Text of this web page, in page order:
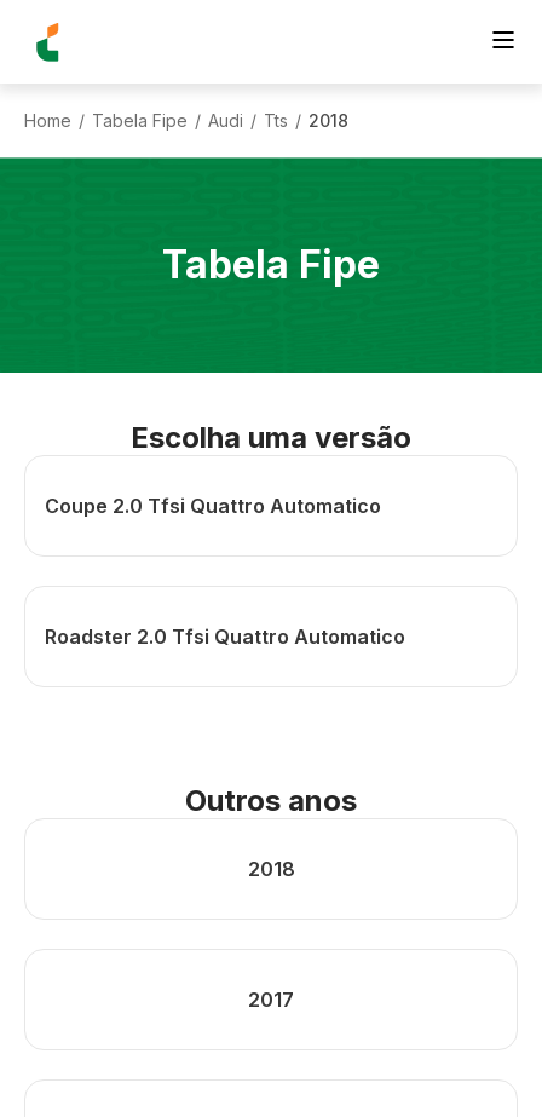
Home / Tabela Fipe / Audi / Tts / 2018
Tabela Fipe
Escolha uma versão
Coupe 2.0 Tfsi Quattro Automatico
Roadster 2.0 Tfsi Quattro Automatico
Outros anos
2018
2017